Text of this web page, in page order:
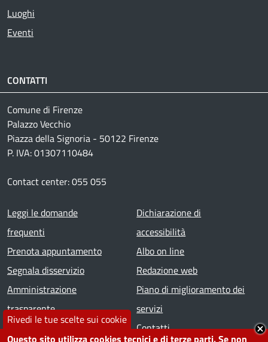
Rivedi le tue scelte sui cookie
Questo sito utilizza cookies tecnici e di terze parti. Se non
Luoghi
Eventi
CONTATTI
Comune di Firenze
Palazzo Vecchio
Piazza della Signoria - 50122 Firenze
P. IVA: 01307110484
Contact center: 055 055
Footer menu
Leggi le domande
frequenti
Prenota appuntamento
Segnala disservizio
Amministrazione
trasparente
Note legali
Dichiarazione di
accessibilità
Albo on line
Redazione web
Piano di miglioramento dei
servizi
Contatti